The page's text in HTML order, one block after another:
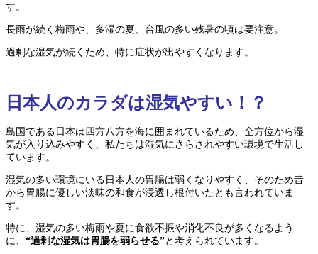
す。
長雨が続く梅雨や、多湿の夏、台風の多い残暑の頃は要注意。
過剰な湿気が続くため、特に症状が出やすくなります。
日本人のカラダは湿気やすい！？
島国である日本は四方八方を海に囲まれているため、全方位から湿
気が入り込みやすく、私たちは湿気にさらされやすい環境で生活し
ています。
湿気の多い環境にいる日本人の胃腸は弱くなりやすく、そのため昔
から胃腸に優しい淡味の和食が浸透し根付いたとも言われていま
す。
特に、湿気の多い梅雨や夏に食欲不振や消化不良が多くなるよう
に、 “過剰な湿気は胃腸を弱らせる”と考えられています。